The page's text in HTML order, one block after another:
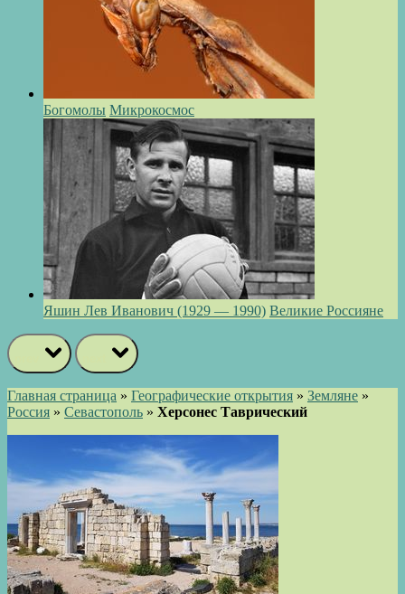
Богомолы Микрокосмос
Яшин Лев Иванович (1929 — 1990) Великие Россияне
Главная страница » Географические открытия » Земляне »
Россия » Севастополь » Херсонес Таврический